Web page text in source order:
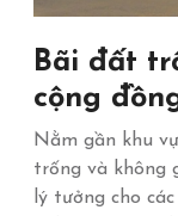
Bãi đất
cộng
Nằm gần khu
trống và không
lý tưởng cho